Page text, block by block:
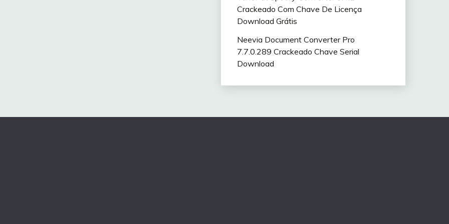
Crackeado Com Chave De Licença
Download Grátis
Neevia Document Converter Pro
7.7.0.289 Crackeado Chave Serial
Download